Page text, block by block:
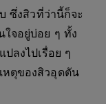
ซึ่งสิวที่ว่านี้ก็จะ
จอยู่บ่อย ๆ ทั้ง
ลงไปเรื่อย ๆ
ตุของสิวอุดตัน